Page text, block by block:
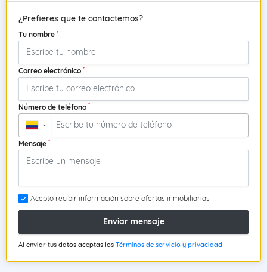
¿Prefieres que te contactemos?
Tu nombre *
Correo electrónico *
Número de teléfono *
▼
Mensaje *
Acepto recibir información sobre ofertas inmobiliarias
Enviar mensaje
Al enviar tus datos aceptas los Términos de servicio y privacidad